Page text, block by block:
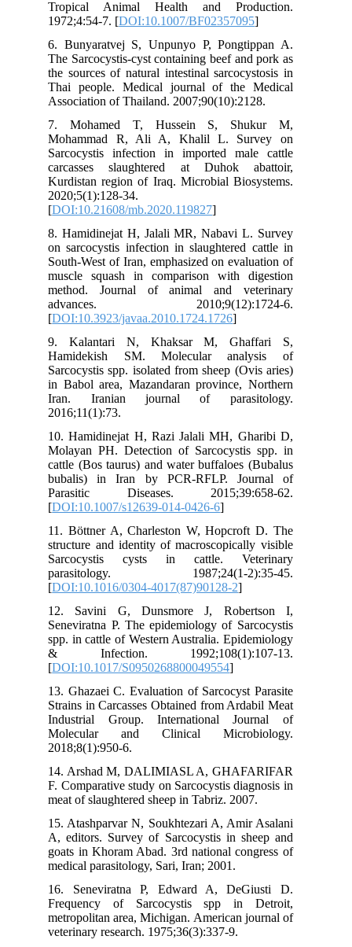
Tropical Animal Health and Production.
1972;4:54-7. [DOI:10.1007/BF02357095
6. Bunyaratvej S, Unpunyo P, Pongtippan A.
The Sarcocystis-cyst containing beef and pork as
the sources of natural intestinal sarcocystosis in
Thai people. Medical journal of the Medical
Association of Thailand. 2007;90(10):2128.
7. Mohamed T, Hussein S, Shukur M,
Mohammad R, Ali A, Khalil L. Survey on
Sarcocystis infection in imported male cattle
carcasses slaughtered at Duhok abattoir,
Kurdistan region of Iraq. Microbial Biosystems.
2020;5(1):128-34.
[DOI:10.21608/mb.2020.119827
8. Hamidinejat H, Jalali MR, Nabavi L. Survey
on sarcocystis infection in slaughtered cattle in
South-West of Iran, emphasized on evaluation of
muscle squash in comparison with digestion
method. Journal of animal and veterinary
advances. 2010;9(12):1724-6.
[DOI:10.3923/javaa.2010.1724.1726
9. Kalantari N, Khaksar M, Ghaffari S,
Hamidekish SM. Molecular analysis of
Sarcocystis spp. isolated from sheep (Ovis aries)
in Babol area, Mazandaran province, Northern
Iran. Iranian journal of parasitology.
2016;11(1):73.
10. Hamidinejat H, Razi Jalali MH, Gharibi D,
Molayan PH. Detection of Sarcocystis spp. in
cattle (Bos taurus) and water buffaloes (Bubalus
bubalis) in Iran by PCR-RFLP. Journal of
Parasitic Diseases. 2015;39:658-62.
[DOI:10.1007/s12639-014-0426-6
11. Böttner A, Charleston W, Hopcroft D. The
structure and identity of macroscopically visible
Sarcocystis cysts in cattle. Veterinary
parasitology. 1987;24(1-2):35-45.
[DOI:10.1016/0304-4017(87)90128-2
12. Savini G, Dunsmore J, Robertson I,
Seneviratna P. The epidemiology of Sarcocystis
spp. in cattle of Western Australia. Epidemiology
& Infection. 1992;108(1):107-13.
[DOI:10.1017/S0950268800049554
13. Ghazaei C. Evaluation of Sarcocyst Parasite
Strains in Carcasses Obtained from Ardabil Meat
Industrial Group. International Journal of
Molecular and Clinical Microbiology.
2018;8(1):950-6.
14. Arshad M, DALIMIASL A, GHAFARIFAR
F. Comparative study on Sarcocystis diagnosis in
meat of slaughtered sheep in Tabriz. 2007.
15. Atashparvar N, Soukhtezari A, Amir Asalani
A, editors. Survey of Sarcocystis in sheep and
goats in Khoram Abad. 3rd national congress of
medical parasitology, Sari, Iran; 2001.
16. Seneviratna P, Edward A, DeGiusti D.
Frequency of Sarcocystis spp in Detroit,
metropolitan area, Michigan. American journal of
veterinary research. 1975;36(3):337-9.